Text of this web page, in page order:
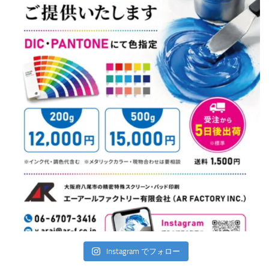
Instagram でフォロー